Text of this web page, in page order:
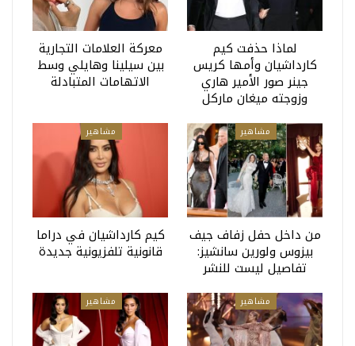
لماذا حذفت كيم
كارداشيان وأمها كريس
جينر صور الأمير هاري
وزوجته ميغان ماركل
معركة العلامات التجارية
بين سيلينا وهايلي وسط
الاتهامات المتبادلة
مشاهير
من داخل حفل زفاف جيف
بيزوس ولورين سانشيز:
تفاصيل ليست للنشر
مشاهير
كيم كارداشيان في دراما
قانونية تلفزيونية جديدة
مشاهير مشاهير